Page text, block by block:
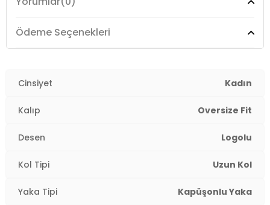
Cep Bilgisi :Kanguru Cepli
Detay :- Şardonlu-İpli ayarlanabilir kapüşonlu
2DK160036181964.7425
Ödeme Seçenekleri
Cinsiyet Kadın
Kalıp Oversize Fit
Desen Logolu
Kol Tipi Uzun Kol
Yaka Tipi Kapüşonlu Yaka